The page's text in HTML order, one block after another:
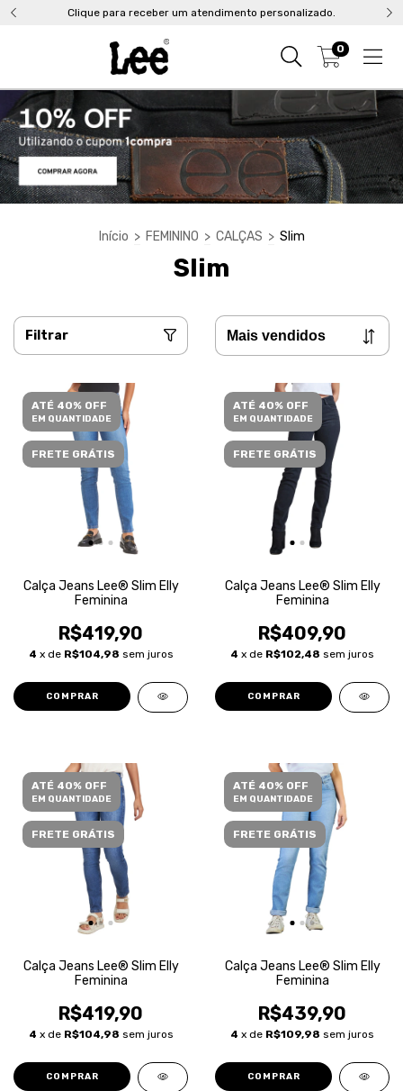
Clique para receber um atendimento personalizado.
0
Início > FEMININO > CALÇAS > Slim
Slim
Filtrar
ATÉ 40% OFF
EM QUANTIDADE
FRETE GRÁTIS
Calça Jeans Lee® Slim Elly
Feminina
R$419,90
4 x de R$104,98 sem juros
COMPRAR
ATÉ 40% OFF
EM QUANTIDADE
FRETE GRÁTIS
Calça Jeans Lee® Slim Elly
Feminina
R$409,90
4 x de R$102,48 sem juros
COMPRAR
ATÉ 40% OFF
EM QUANTIDADE
FRETE GRÁTIS
Calça Jeans Lee® Slim Elly
Feminina
R$419,90
4 x de R$104,98 sem juros
COMPRAR
ATÉ 40% OFF
EM QUANTIDADE
FRETE GRÁTIS
Calça Jeans Lee® Slim Elly
Feminina
R$439,90
4 x de R$109,98 sem juros
COMPRAR